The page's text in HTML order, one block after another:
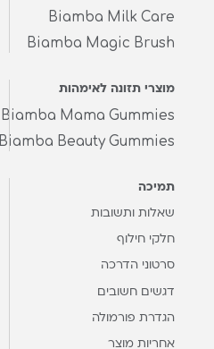
Biamba Milk Care
Biamba Magic Brush
מוצרי תזונה לאימהות
Biamba Mama Gummies
Biamba Beauty Gummies
תמיכה
שאלות ותשובות
חלקי חילוף
סרטוני הדרכה
דגשים חשובים
הגדרת פורמולה
אחריות מוצר